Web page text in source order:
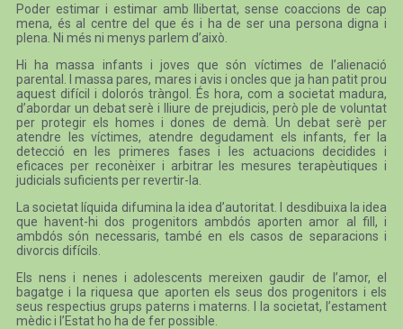
Poder estimar i estimar amb llibertat, sense coaccions de cap
mena, és al centre del que és i ha de ser una persona digna i
plena. Ni més ni menys parlem d’això.
Hi ha massa infants i joves que són víctimes de l’alienació
parental. I massa pares, mares i avis i oncles que ja han patit prou
aquest difícil i dolorós tràngol. És hora, com a societat madura,
d’abordar un debat serè i lliure de prejudicis, però ple de voluntat
per protegir els homes i dones de demà. Un debat serè per
atendre les víctimes, atendre degudament els infants, fer la
detecció en les primeres fases i les actuacions decidides i
eficaces per reconèixer i arbitrar les mesures terapèutiques i
judicials suficients per revertir-la.
La societat líquida difumina la idea d’autoritat. I desdibuixa la idea
que havent-hi dos progenitors ambdós aporten amor al fill, i
ambdós són necessaris, també en els casos de separacions i
divorcis difícils.
Els nens i nenes i adolescents mereixen gaudir de l’amor, el
bagatge i la riquesa que aporten els seus dos progenitors i els
seus respectius grups paterns i materns. I la societat, l’estament
mèdic i l’Estat ho ha de fer possible.